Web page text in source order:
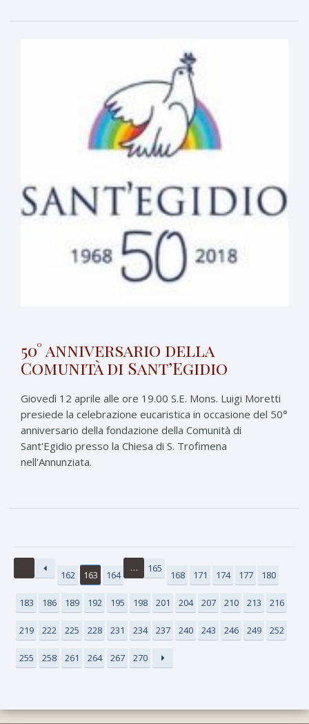
50° anniversario della
Comunità di Sant’Egidio
Giovedì 12 aprile alle ore 19.00 S.E. Mons. Luigi Moretti
presiede la celebrazione eucaristica in occasione del 50°
anniversario della fondazione della Comunità di
Sant'Egidio presso la Chiesa di S. Trofimena
nell'Annunziata.
162 163 164
… 165
168 171 174 177 180
183 186 189 192 195 198 201 204 207 210 213 216
219 222 225 228 231 234 237 240 243 246 249 252
255 258 261 264 267 270